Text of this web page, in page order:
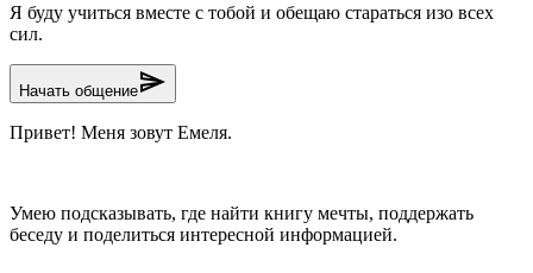
Я буду учиться вместе с тобой и обещаю стараться изо всех
сил.
Начать общениеsend
Привет! Меня зовут Емеля.
Умею подсказывать, где найти книгу мечты, поддержать
беседу и поделиться интересной информацией.